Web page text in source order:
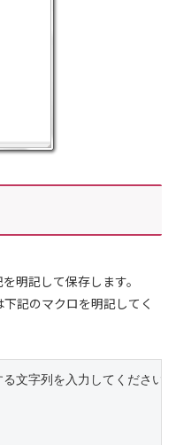
明記して保存します。
記のマクロを明記してく
字列を入力してください